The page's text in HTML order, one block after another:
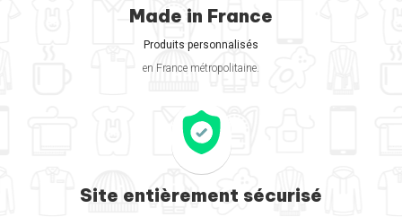
Made in France
Produits personnalisés
en France métropolitaine.
Site entièrement sécurisé